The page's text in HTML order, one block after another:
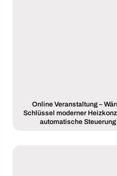
Online Veranstaltung –
Schlüssel moderner
automatische